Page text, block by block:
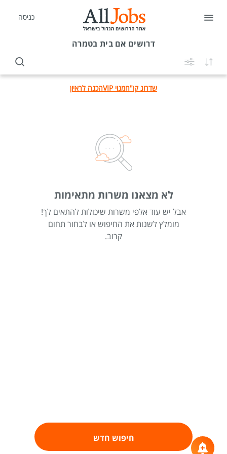
כניסה
דרושים אם בית בטמרה
שדרוג קו"חמנוי VIP הכנה לראיון
לא מצאנו משרות מתאימות
אבל יש עוד אלפי משרות שיכולות להתאים לך!
מומלץ לשנות את החיפוש או לבחור תחום
קרוב.
חיפוש חדש